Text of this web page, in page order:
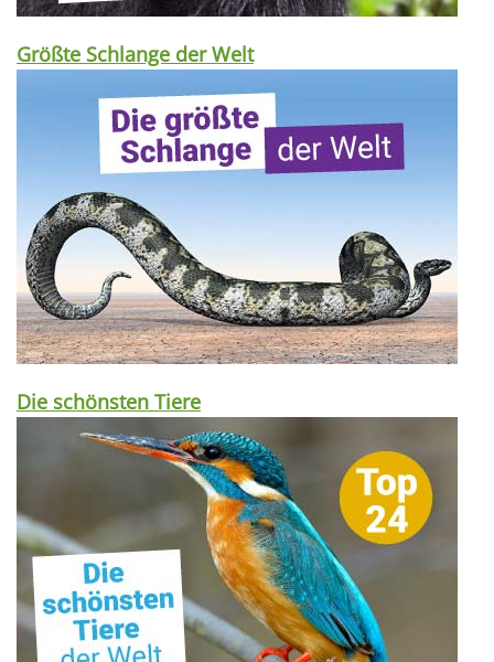
Größte Schlange der Welt
Die schönsten Tiere